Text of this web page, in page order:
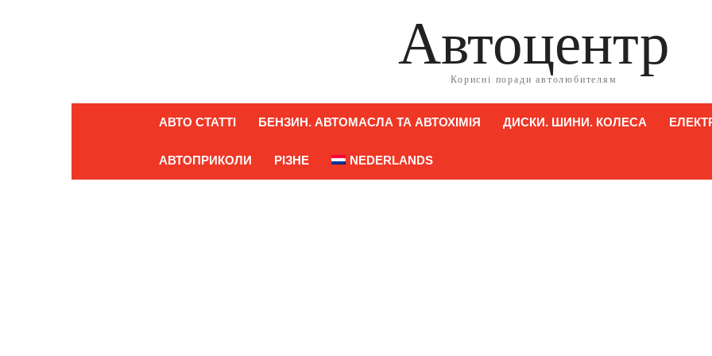
Автоцентр
Корисні поради автолюбителям
АВТО СТАТТІ БЕНЗИН. АВТОМАСЛА ТА АВТОХІМІЯ ДИСКИ. ШИНИ. КОЛЕСА
АВТОПРИКОЛИ РІЗНЕ NEDERLANDS